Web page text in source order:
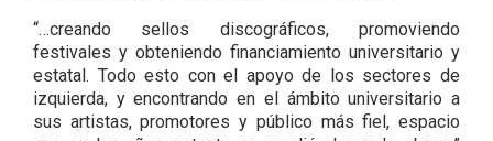
“…creando sellos discográficos, promoviendo
festivales y obteniendo financiamiento universitario y
estatal. Todo esto con el apoyo de los sectores de
izquierda, y encontrando en el ámbito universitario a
sus artistas, promotores y público más fiel, espacio